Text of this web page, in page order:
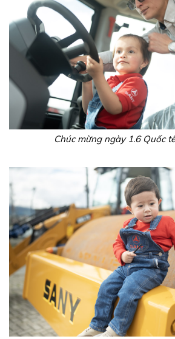
Chúc mừng ngày 1.6 Quốc